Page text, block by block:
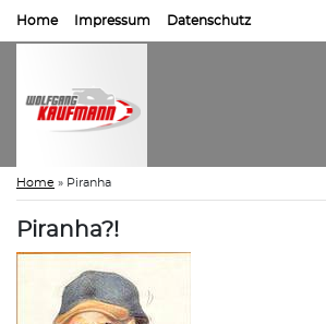
Home Impressum Datenschutz
Home » Piranha
Piranha?!